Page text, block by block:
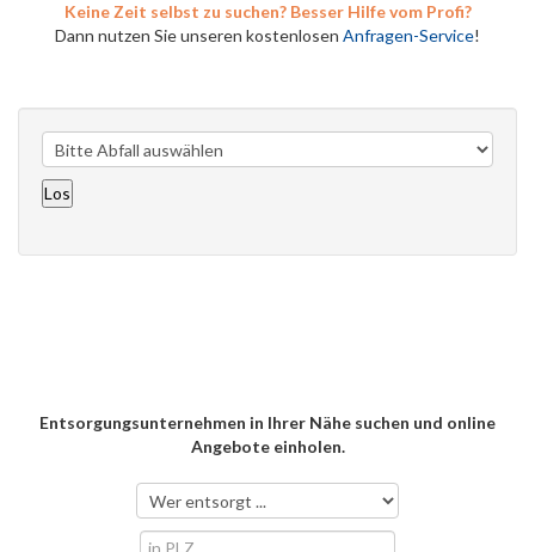
Keine Zeit selbst zu suchen? Besser Hilfe vom Profi?
Dann nutzen Sie unseren kostenlosen Anfragen-Service!
Entsorgungsunternehmen in Ihrer Nähe suchen und online
Angebote einholen.